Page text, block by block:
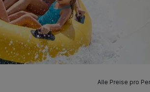
Alle Preise pro